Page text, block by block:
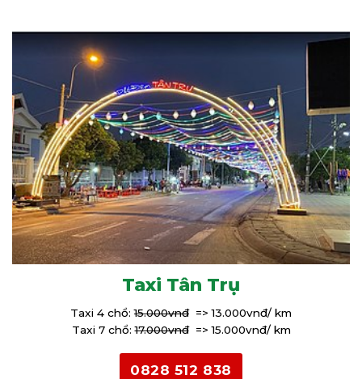
Taxi Tân Trụ
Taxi 4 chổ:15.000vnđ=> 13.000vnđ/ km
Taxi 7 chổ:17.000vnđ=> 15.000vnđ/ km
0828 512 838